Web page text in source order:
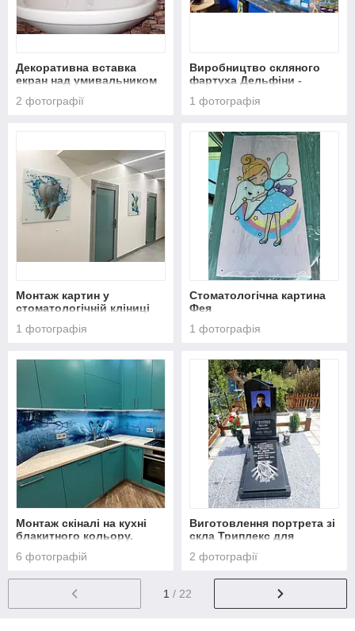
Декоративна вставка
екран над умивальником
2 фотографії
Виробництво скляного
фартуха Дельфіни -
1 фотографія
Монтаж картин у
стоматологічній кліниці
1 фотографія
Стоматологічна картина
Фея
1 фотографія
Монтаж скіналі на кухні
блакитного кольору.
встановлено у Києві.
6 фотографій
Виготовлення портрета зі
скла Триплекс для
2 фотографії
1 / 22